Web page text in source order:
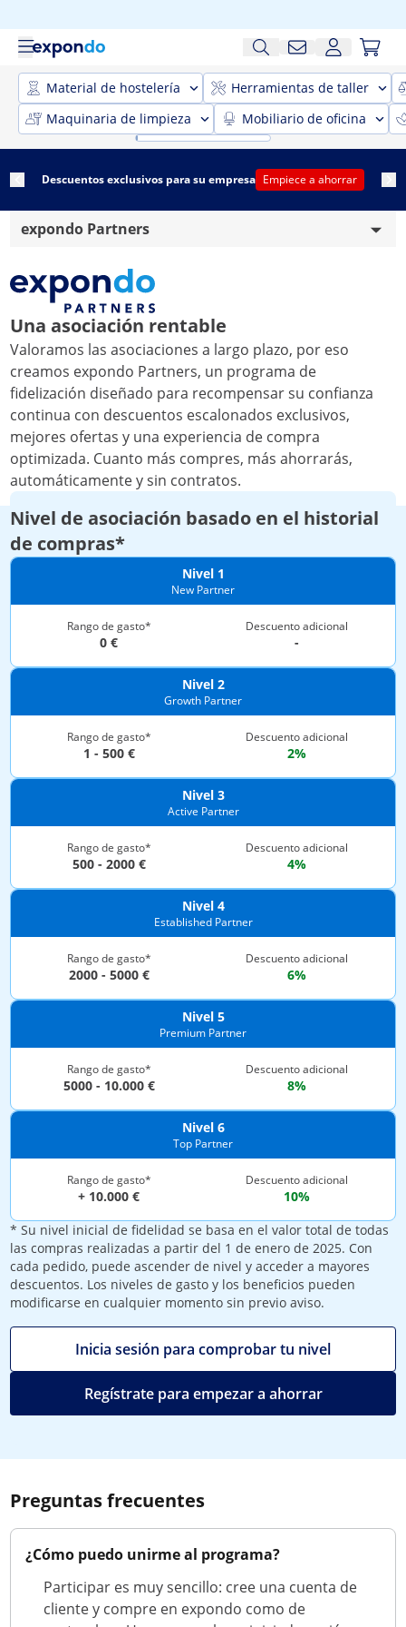
Material de hostelería
Herramientas de taller
Maquinaria de limpieza
Mobiliario de oficina
Descuentos exclusivos para su empresa Empiece a ahorrar
expondo Partners
Reglamento baterías
Precio mínimo garantizado
Información sobre el envío
Nota legal
Pago
Política de privacidad
Cookies
Devolución & Desistimiento
Condiciones generales
Garantía Premium
Retirada de productos
expondo Partners
Garantía de precio (7 días)
Una asociación rentable
Valoramos las asociaciones a largo plazo, por eso
creamos expondo Partners, un programa de
fidelización diseñado para recompensar su confianza
continua con descuentos escalonados exclusivos,
mejores ofertas y una experiencia de compra
optimizada. Cuanto más compres, más ahorrarás,
automáticamente y sin contratos.
Nivel de asociación basado en el historial
de compras*
Nivel 1
New Partner
Rango de gasto*
0 €
Descuento adicional
-
Nivel 2
Growth Partner
Rango de gasto*
1 - 500 €
Descuento adicional
2%
Nivel 3
Active Partner
Rango de gasto*
500 - 2000 €
Descuento adicional
4%
Nivel 4
Established Partner
Rango de gasto*
2000 - 5000 €
Descuento adicional
6%
Nivel 5
Premium Partner
Rango de gasto*
5000 - 10.000 €
Descuento adicional
8%
Nivel 6
Top Partner
Rango de gasto*
+ 10.000 €
Descuento adicional
10%
* Su nivel inicial de fidelidad se basa en el valor total de todas
las compras realizadas a partir del 1 de enero de 2025. Con
cada pedido, puede ascender de nivel y acceder a mayores
descuentos. Los niveles de gasto y los beneficios pueden
modificarse en cualquier momento sin previo aviso.
Inicia sesión para comprobar tu nivel
Regístrate para empezar a ahorrar
Preguntas frecuentes
¿Cómo puedo unirme al programa?
Participar es muy sencillo: cree una cuenta de
cliente y compre en expondo como de